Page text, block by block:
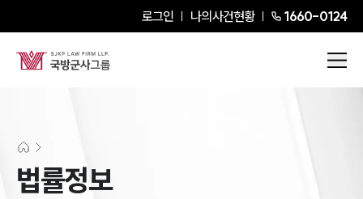
로그인 나의사건현황 1660-0124
법률정보